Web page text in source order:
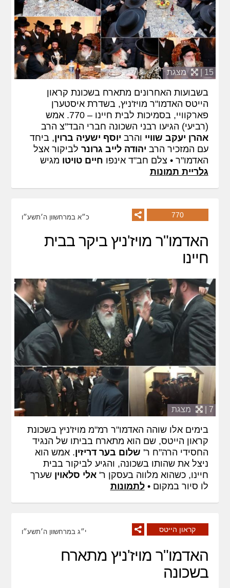
15 | מצגת
בשבועות האחרונים מתארח בשכונת קראון
הייטס האדמו"ר מויז'ניץ, בשדרת איסטערן
פארקוויי, בסמיכות לבית חיינו – 770. אמש
(רביעי) הגיעו רבני השכונה חברי הבד"צ הרב
אהרן יעקב שוויי והרב יוסף ישעיה ברוין, ביחד
עם המזכיר הרב יהודה לייב גרונר לביקור אצל
האדמו"ר • צלם חב"ד אינפו חיים טויטו מגיש
גלריית תמונות
770 כ״א במרחשוון ה׳תשע״ו
האדמו"ר מויז'ניץ ביקר בבית
חיינו
7 | מצגת
בימים אלו שוהה האדמו"ר רמ"מ מויז'ניץ בשכונת
קראון הייטס, שם הוא מתארח בביתו של הנגיד
החסידי הרה"ח ר' שלום בער דריזין. אמש הוא
ניצל את שהותו בשכונה, והגיע לביקור בבית
חיינו, כשהוא מלווה בעסקן ר'אלי סלאויןשערך
לו סיור במקום •לתמונות
קראון הייטס י״ג במרחשוון ה׳תשע״ו
האדמו"ר מויז'ניץ מתארח
בשכונה